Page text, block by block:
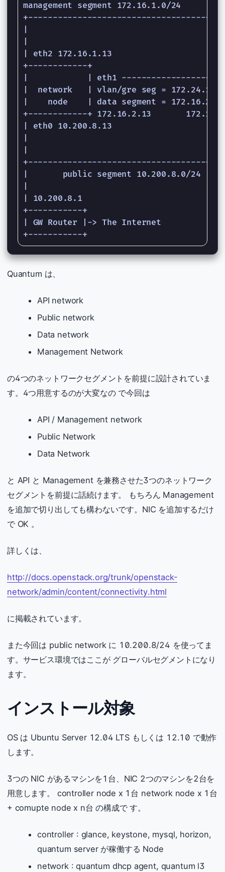
management segment 172.16.1.0/24
| eth2 172.16.1.13
+------------+
|            | eth1
|  network   | vlan/gre seg =
|    node    | data segment =
+------------+ 172.16.2.13
| eth0 10.200.8.13
|       public segment 10.200.8.0/24
| 10.200.8.1
+-----------+
| GW Router |-> The Internet
Quantum は、
API network
Public network
Data network
Management Network
の4つのネットワークセグメントを前提に設計されていま
す。4つ用意するのが大変なの で今回は
API / Management network
Public Network
Data Network
と API と Management を兼務させた3つのネットワーク
セグメントを前提に話続けます。 もちろん Management
を追加で切り出しても構わないです。NIC を追加するだけ
で OK 。
詳しくは、
http://docs.openstack.org/trunk/openstack-
network/admin/content/connectivity.html
に掲載されています。
また今回は public network に 10.200.8/24 を使ってま
す。サービス環境ではここが グローバルセグメントになり
ます。
インストール対象
OS は Ubuntu Server 12.04 LTS もしくは 12.10 で動作
します。
3つの NIC があるマシンを1台、NIC 2つのマシンを2台を
用意します。 controller node x 1台 network node x 1台
+ comupte node x n台 の構成で す。
controller : glance, keystone, mysql, horizon,
quantum server が稼働する Node
network : quantum dhcp agent, quantum l3